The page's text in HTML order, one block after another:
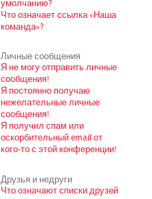
умолчанию?
Что означает ссылка «Наша
команда»?
Личные сообщения
Я не могу отправить личные
сообщения!
Я постоянно получаю
нежелательные личные
сообщения!
Я получил спам или
оскорбительный email от
кого-то с этой конференции!
Друзья и недруги
Что означают списки друзей